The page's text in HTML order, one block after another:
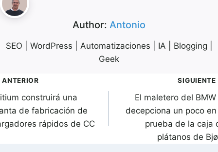
Author: Antonio
SEO | WordPress | Automatizaciones | IA | Blogging |
Geek
ANTERIOR
construirá una
de fabricación de
rápidos de CC
SIGUIENTE
El maletero del BMW
decepciona un poco
prueba de la caja
plátanos de